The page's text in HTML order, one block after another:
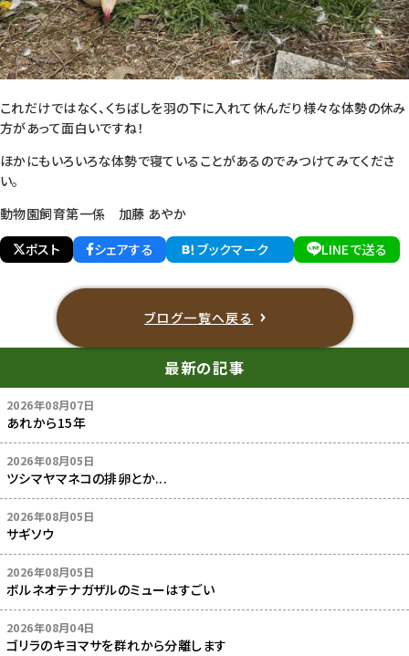
これだけではなく、くちばしを羽の下に入れて休んだり様々な体勢の休み
方があって面白いですね！
ほかにもいろいろな体勢で寝ていることがあるのでみつけてみてくださ
い。
動物園飼育第一係 加藤 あやか
ポスト
シェアする ブックマーク LINEで送る
ブログ一覧へ戻る
最新の記事
2026年08月07日
あれから15年
2026年08月05日
ツシマヤマネコの排卵とか...
2026年08月05日
サギソウ
2026年08月05日
ボルネオテナガザルのミューはすごい
2026年08月04日
ゴリラのキヨマサを群れから分離します